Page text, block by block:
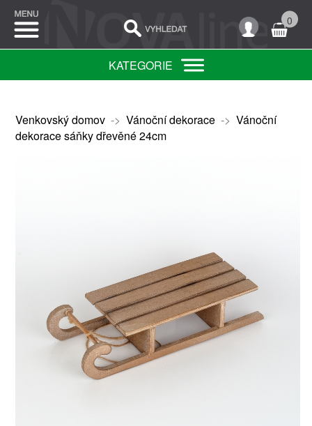
0
KATEGORIE
Venkovský domov-> Vánoční dekorace-> Vánoční
dekorace sáňky dřevěné 24cm